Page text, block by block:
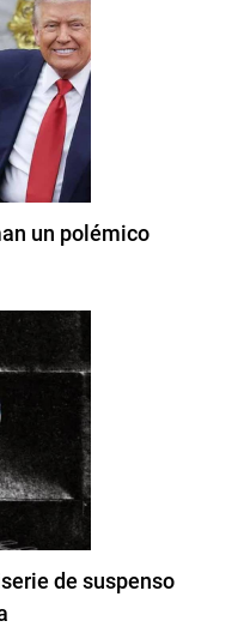
un polémico
de suspenso